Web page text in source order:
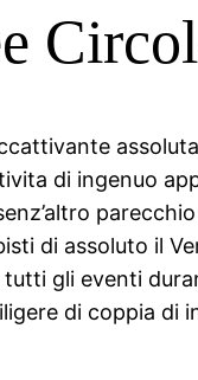
di ingenuo
di assoluto il
tutti gli eventi
di coppia di